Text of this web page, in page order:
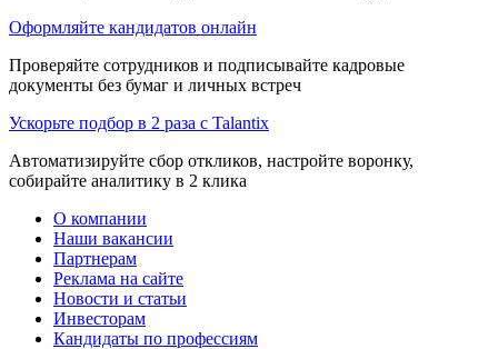
Оформляйте кандидатов онлайн
Проверяйте сотрудников и подписывайте кадровые
документы без бумаг и личных встреч
Ускорьте подбор в 2 раза с Talantix
Автоматизируйте сбор откликов, настройте воронку,
собирайте аналитику в 2 клика
О компании
Наши вакансии
Партнерам
Реклама на сайте
Новости и статьи
Инвесторам
Кандидаты по профессиям